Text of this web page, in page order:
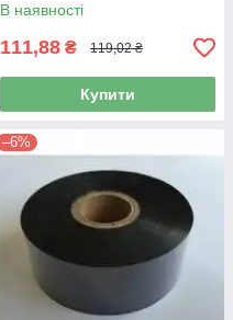
В наявності
111,88 ₴ 119,02 ₴
Купити
–6%